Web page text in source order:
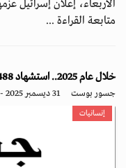
الأربعاء، إعلان إسرائيل
متابعة القراءة ...
خلال عام 2025.. استشهاد 7488 طالباً فلسطينياً وإصابة 10 آلاف و557 آخرين
جسور بوست 31 ديسمبر 2025 - 16:34
إنسانيات